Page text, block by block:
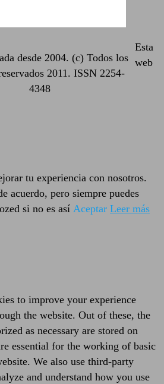
desde 2004. (c) Todos los
2011. ISSN 2254-
4348
Esta
web
tu experiencia con nosotros.
acuerdo, pero siempre puedes
si no es así Aceptar Leer más
to improve your experience
the website. Out of these, the
as necessary are stored on
essential for the working of basic
We also use third-party
and understand how you use